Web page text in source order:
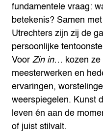
fundamentele vraag:
betekenis? Samen
Utrechters zijn zij de
persoonlijke
VoorZin in… kozen ze
meesterwerken en
ervaringen,
weerspiegelen. Kunst
leven én aan de
of juist stilvalt.